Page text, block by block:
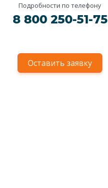
Подробности по телефону
8 800 250-51-75
Оставить заявку